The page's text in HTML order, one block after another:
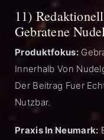
11)
Gebratene
Produktfokus:
Innerhalb Von
Der Beitrag Fuer
Nutzbar.
Praxis In Neumark: